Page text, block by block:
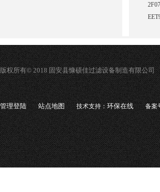
版权所有© 2018 固安县慷硕佳过滤设备制造有限公司
管理登陆 站点地图 技术支持：环保在线 备案